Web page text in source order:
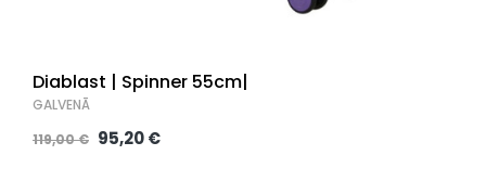
Diablast | Spinner 55cm|
GALVENĀ
119,00 € 95,20 €